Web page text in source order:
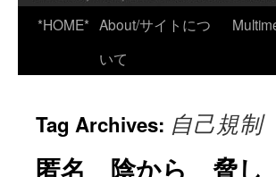
*HOME* About/サイトにつ
いて
Tag Archives: 自己規制
匿名 陰から 脅